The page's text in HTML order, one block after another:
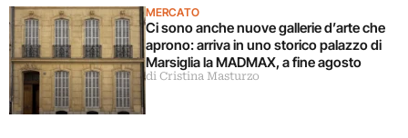
MERCATO
Ci sono anche nuove gallerie d’arte che
aprono: arriva in uno storico palazzo di
Marsiglia la MADMAX, a fine agosto
di Cristina Masturzo